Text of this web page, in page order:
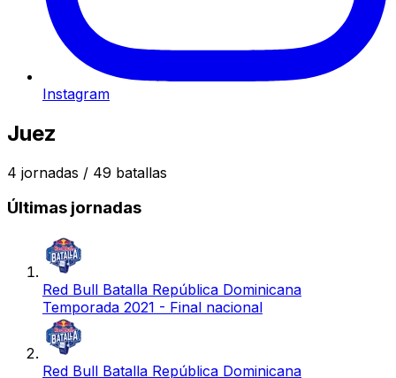
Instagram
Juez
4 jornadas / 49 batallas
Últimas jornadas
Red Bull Batalla República Dominicana
Temporada 2021 - Final nacional
Red Bull Batalla República Dominicana